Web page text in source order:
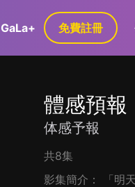
GaLa+ 免費註冊
體感預報
体感予報
共8集
影集簡介： 「明